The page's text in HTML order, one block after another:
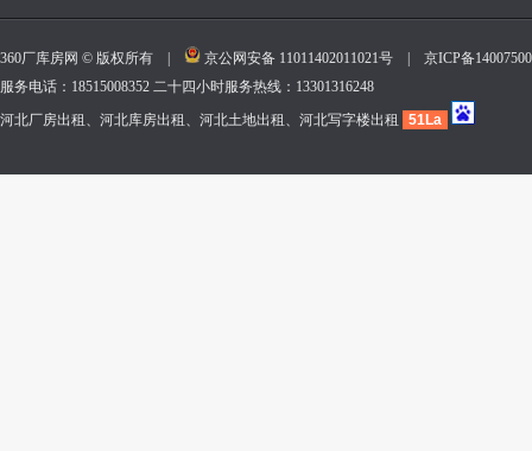
360厂库房网 © 版权所有 | 京公网安备 11011402011021号
京ICP备
服务电话：18515008352 二十四小时服务热线：13301316248
河北厂房出租、河北库房出租、河北土地出租、河北写字楼出租
51La